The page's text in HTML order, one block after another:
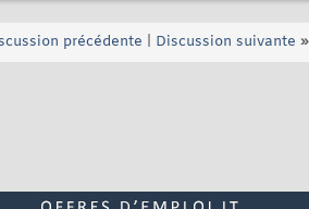
précédente Discussion suivante »